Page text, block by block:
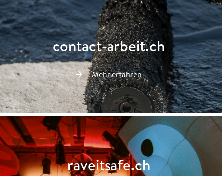
contact-arbeit.ch
Mehr erfahren
raveitsafe.ch